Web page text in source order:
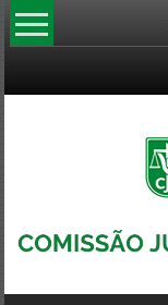
Pular
para
CJP-